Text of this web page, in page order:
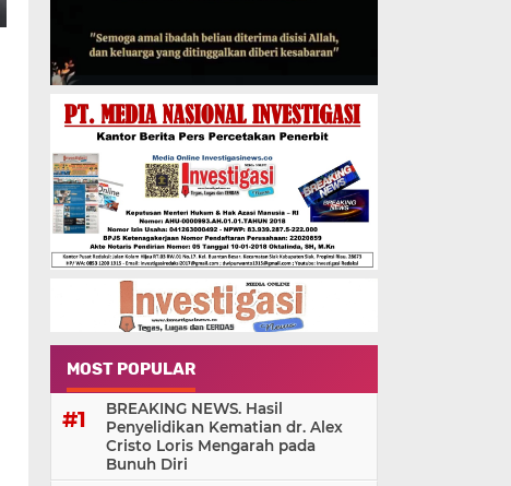
MOST POPULAR
BREAKING NEWS. Hasil
Penyelidikan Kematian dr. Alex
Cristo Loris Mengarah pada
Bunuh Diri